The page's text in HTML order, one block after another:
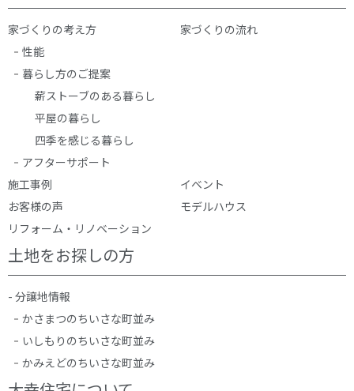
家づくりの考え方
性能
暮らし方のご提案
薪ストーブのある暮らし
平屋の暮らし
四季を感じる暮らし
アフターサポート
家づくりの流れ
施工事例
イベント
お客様の声
モデルハウス
リフォーム・リノベーション
土地をお探しの方
- 分譲地情報
かさまつのちいさな町並み
いしもりのちいさな町並み
かみえどのちいさな町並み